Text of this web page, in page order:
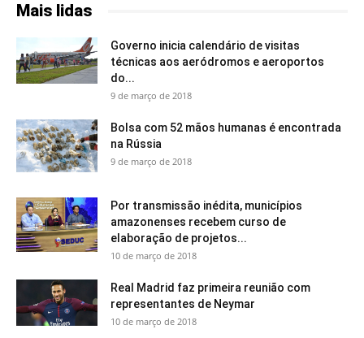
Mais lidas
Governo inicia calendário de visitas
técnicas aos aeródromos e aeroportos
do...
9 de março de 2018
Bolsa com 52 mãos humanas é encontrada
na Rússia
9 de março de 2018
Por transmissão inédita, municípios
amazonenses recebem curso de
elaboração de projetos...
10 de março de 2018
Real Madrid faz primeira reunião com
representantes de Neymar
10 de março de 2018